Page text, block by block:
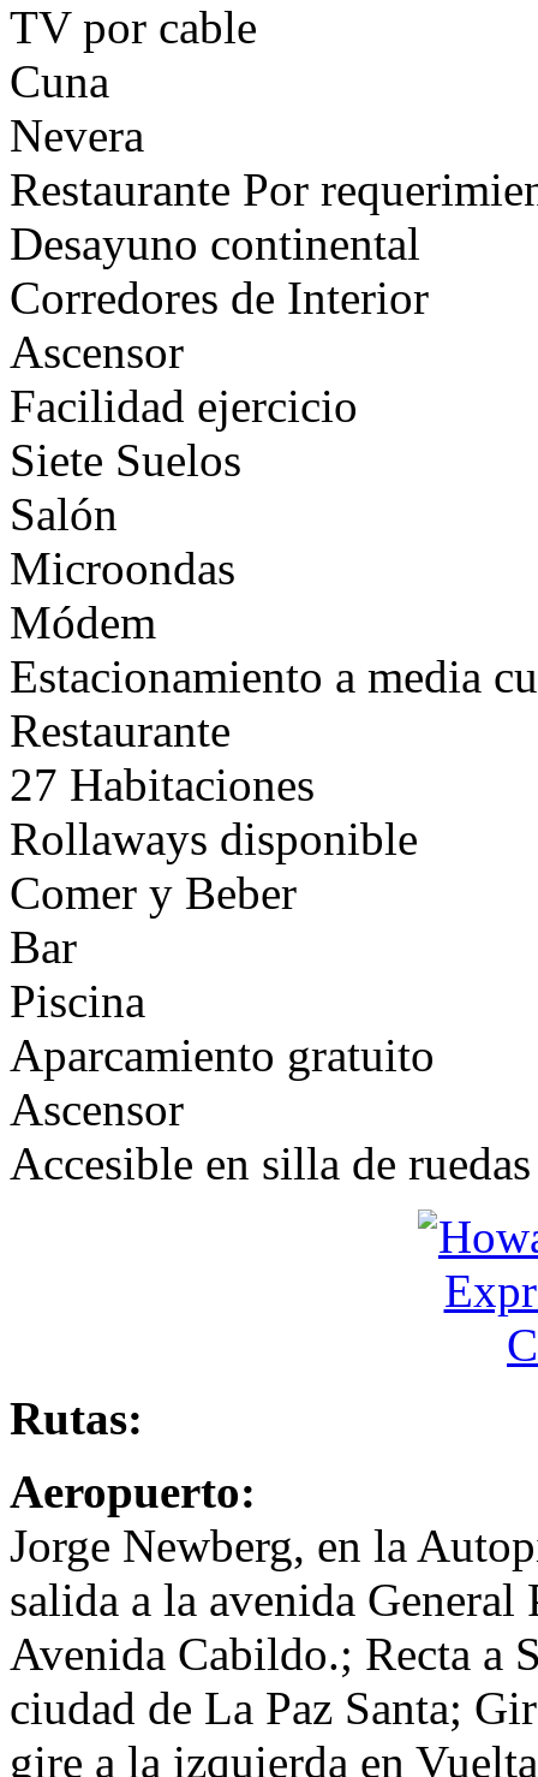
TV por cable
Cuna
Nevera
Restaurante Por
Desayuno continental
Corredores de Interior
Ascensor
Facilidad ejercicio
Siete Suelos
Salón
Microondas
Módem
Estacionamiento a media
Restaurante
27 Habitaciones
Rollaways disponible
Comer y Beber
Bar
Piscina
Aparcamiento gratuito
Ascensor
Accesible en silla de ruedas
Rutas:
Aeropuerto:
Jorge Newberg, en la
salida a la avenida General
Avenida Cabildo.; Recta a
ciudad de La Paz Santa;
gire a la izquierda en